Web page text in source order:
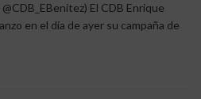
El CDB Enrique
en el día de ayer su campaña de